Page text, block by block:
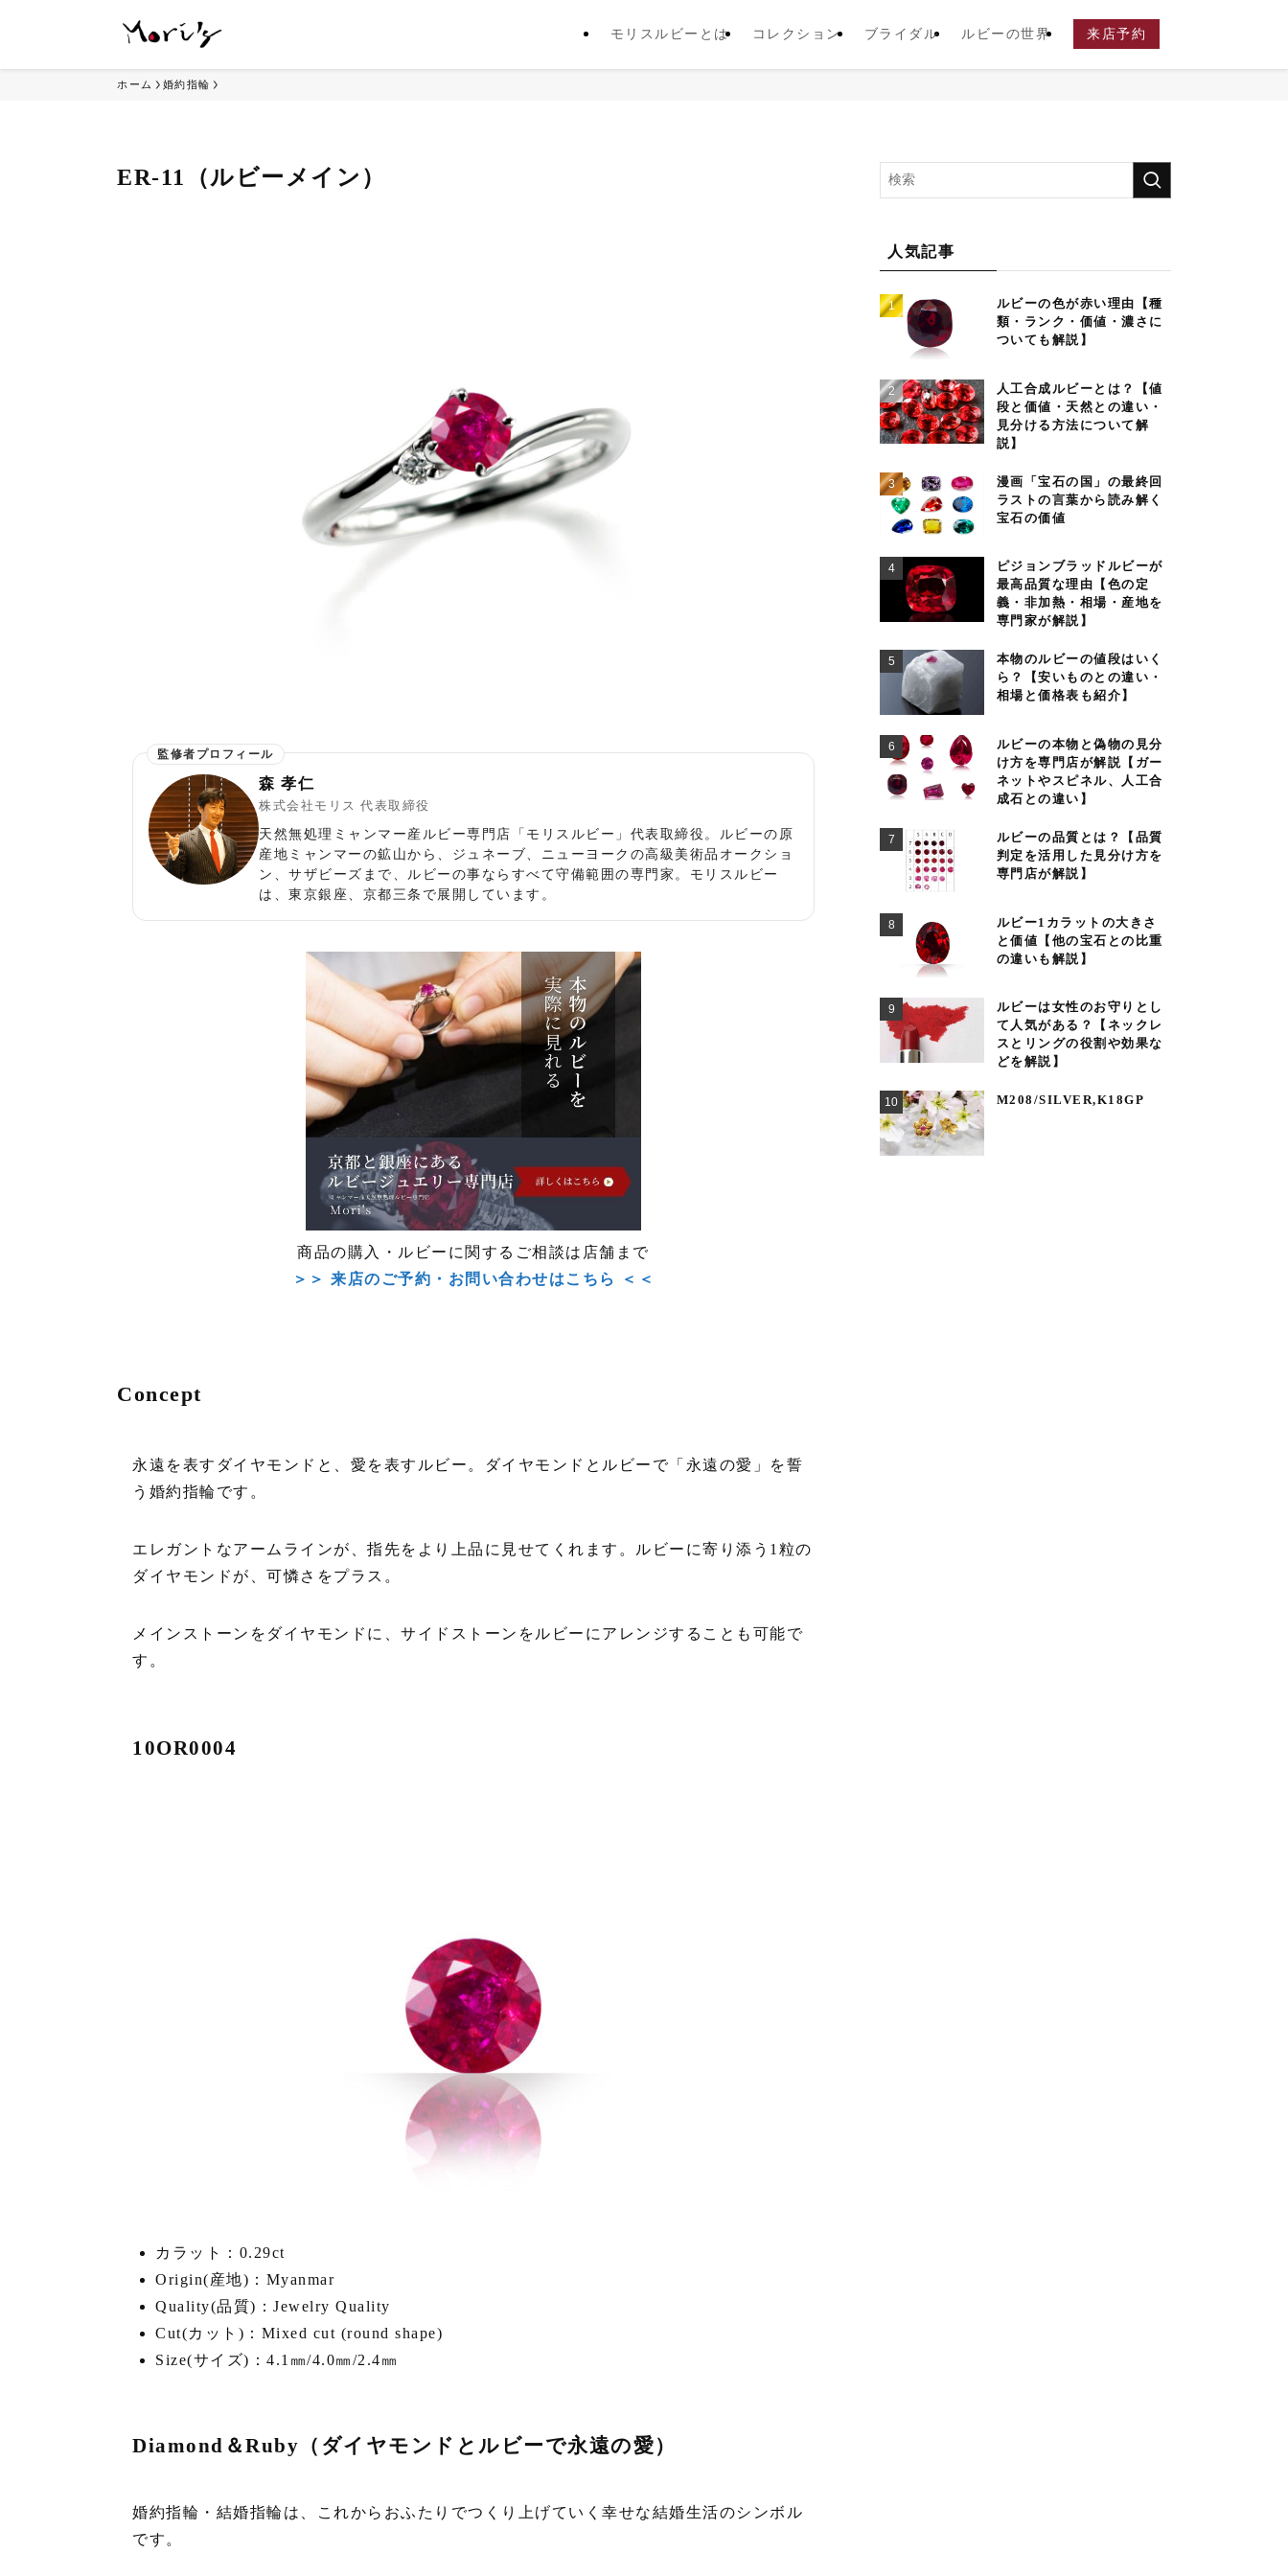
モリスルビーとは コレクション ブライダル ルビーの世界 来店予約
ホーム 婚約指輪
ER-11（ルビーメイン）
森 孝仁
株式会社モリス 代表取締役
天然無処理ミャンマー産ルビー専門店「モリスルビー」代表取締役。ルビーの原
産地ミャンマーの鉱山から、ジュネーブ、ニューヨークの高級美術品オークショ
ン、サザビーズまで、ルビーの事ならすべて守備範囲の専門家。モリスルビー
は、東京銀座、京都三条で展開しています。
商品の購入・ルビーに関するご相談は店舗まで
＞＞ 来店のご予約・お問い合わせはこちら ＜＜
Concept
永遠を表すダイヤモンドと、愛を表すルビー。ダイヤモンドとルビーで「永遠の愛」を誓
う婚約指輪です。
エレガントなアームラインが、指先をより上品に見せてくれます。ルビーに寄り添う1粒の
ダイヤモンドが、可憐さをプラス。
メインストーンをダイヤモンドに、サイドストーンをルビーにアレンジすることも可能で
す。
10OR0004
カラット：0.29ct
Origin(産地)：Myanmar
Quality(品質)：Jewelry Quality
Cut(カット)：Mixed cut (round shape)
Size(サイズ)：4.1㎜/4.0㎜/2.4㎜
Diamond＆Ruby（ダイヤモンドとルビーで永遠の愛）
婚約指輪・結婚指輪は、これからおふたりでつくり上げていく幸せな結婚生活のシンボル
です。
人気記事
ルビーの色が赤い理由【種
類・ランク・価値・濃さに
ついても解説】
人工合成ルビーとは？【値
段と価値・天然との違い・
見分ける方法について解
説】
漫画「宝石の国」の最終回
ラストの言葉から読み解く
宝石の価値
ピジョンブラッドルビーが
最高品質な理由【色の定
義・非加熱・相場・産地を
専門家が解説】
本物のルビーの値段はいく
ら？【安いものとの違い・
相場と価格表も紹介】
ルビーの本物と偽物の見分
け方を専門店が解説【ガー
ネットやスピネル、人工合
成石との違い】
ルビーの品質とは？【品質
判定を活用した見分け方を
専門店が解説】
ルビー1カラットの大きさ
と価値【他の宝石との比重
の違いも解説】
ルビーは女性のお守りとし
て人気がある？【ネックレ
スとリングの役割や効果な
どを解説】
M208/SILVER,K18GP